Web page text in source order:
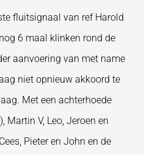
fluitsignaal van ref Harold
6 maal klinken rond de
aanvoering van met name
niet opnieuw akkoord te
Met een achterhoede
Martin V, Leo, Jeroen en
Pieter en John en de